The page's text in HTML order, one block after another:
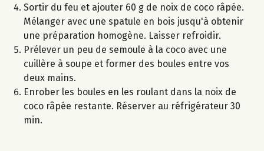
Sortir du feu et ajouter 60 g de noix de coco râpée.
Mélanger avec une spatule en bois jusqu'à obtenir
une préparation homogène. Laisser refroidir.
Prélever un peu de semoule à la coco avec une
cuillère à soupe et former des boules entre vos
deux mains.
Enrober les boules en les roulant dans la noix de
coco râpée restante. Réserver au réfrigérateur 30
min.